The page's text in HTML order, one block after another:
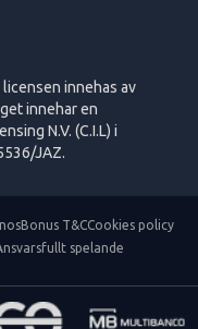
innehas av
innehar en
N.V. (C.I.L) i
JAZ.
Bonus T&CCookies policy
spelande